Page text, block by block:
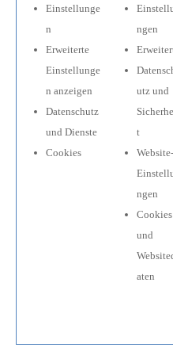
Einstellunge
n
Erweiterte
Einstellunge
n anzeigen
Datenschutz
und Dienste
Cookies
ngen
utz und
t
Website-
ngen
Cookies
und
aten